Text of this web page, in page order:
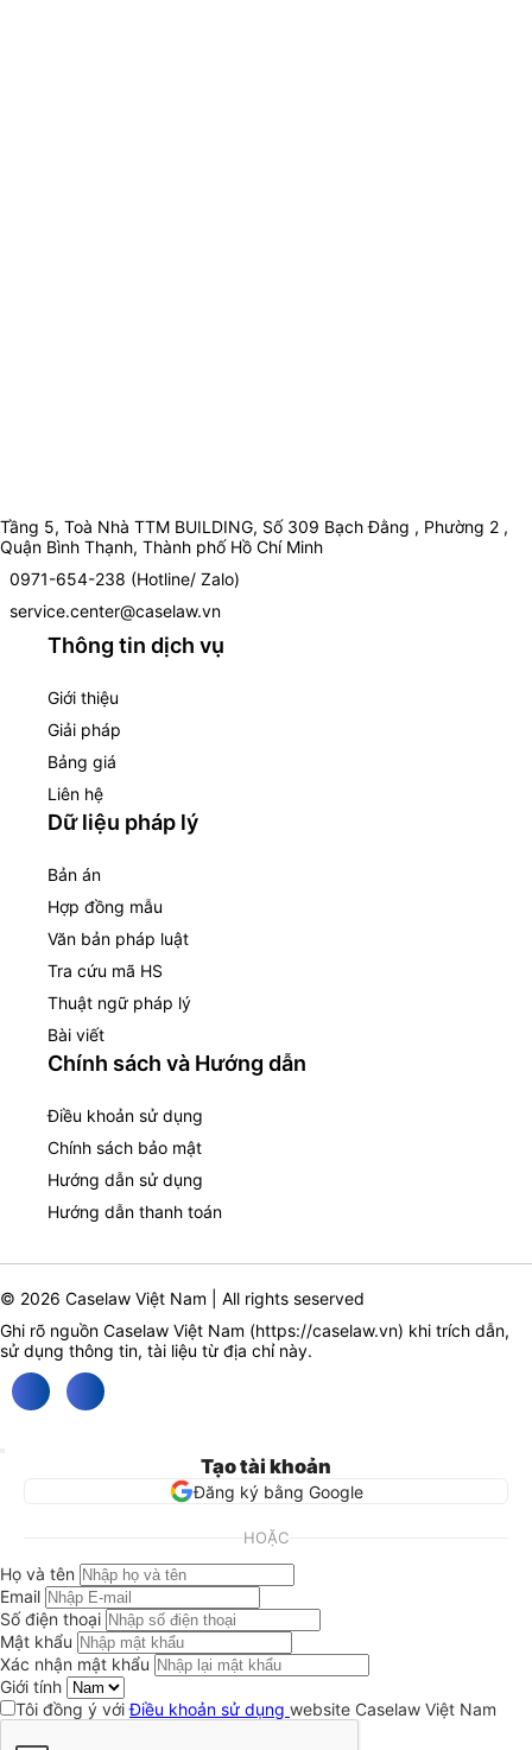
Tầng 5, Toà Nhà TTM BUILDING, Số 309 Bạch Đằng , Phường 2 ,
Quận Bình Thạnh, Thành phố Hồ Chí Minh
0971-654-238 (Hotline/ Zalo)
service.center@caselaw.vn
Thông tin dịch vụ
Giới thiệu
Giải pháp
Bảng giá
Liên hệ
Dữ liệu pháp lý
Bản án
Hợp đồng mẫu
Văn bản pháp luật
Tra cứu mã HS
Thuật ngữ pháp lý
Bài viết
Chính sách và Hướng dẫn
Điều khoản sử dụng
Chính sách bảo mật
Hướng dẫn sử dụng
Hướng dẫn thanh toán
© 2026 Caselaw Việt Nam | All rights seserved
Ghi rõ nguồn Caselaw Việt Nam (https://caselaw.vn) khi trích dẫn,
sử dụng thông tin, tài liệu từ địa chỉ này.
Tạo tài khoản
Đăng ký bằng Google
HOẶC
Họ và tên
Email
Số điện thoại
Mật khẩu
Xác nhận mật khẩu
Giới tính
Tôi đồng ý vớiĐiều khoản sử dụng website Caselaw Việt Nam